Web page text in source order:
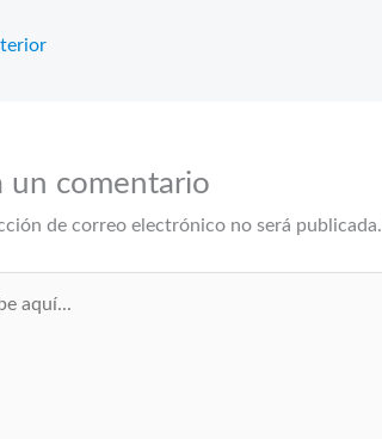
un comentario
de correo electrónico no será publicada.